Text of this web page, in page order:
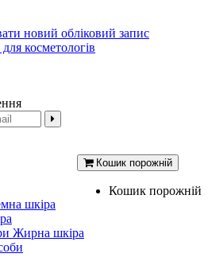
новий обліковий запис
для косметологів
Кошик порожній
Кошик порожній
шкіра
Жирна шкіра